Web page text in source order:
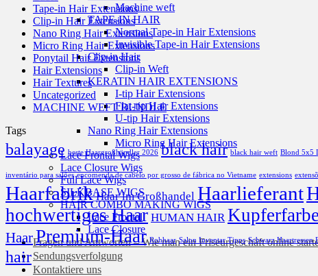
Machine weft
TAPE-IN HAIR
Normal Tape-in Hair Extensions
Invisible Tape-in Hair Extensions
Clip-in Hair
Clip-in Weft
KERATIN HAIR EXTENSIONS
I-tip Hair Extensions
Flat-tip Hair Extensions
U-tip Hair Extensions
Nano Ring Hair Extensions
Micro Ring Hair Extensions
Lace Frontal Wigs
Lace Closure Wigs
Full Lace Wigs
SILKBASE WIGS
HAIR COMBO MAKING WIGS
Lace Frontal
Lace Closure
Fragen und Antworten – Wie man ein Friseurgeschäft online
Sendungsverfolgung
Kontaktiere uns
Tape-in Hair Extensions
Clip-in Hair Extensions
Nano Ring Hair Extensions
Micro Ring Hair Extensions
Ponytail Hair Extensions
Hair Extensions
Hair Textures
Uncategorized
MACHINE WEFT BUNDLE
Tags
balayage beste Haargroßhändler 2026 black hair black hair weft Blond 5x5
inventário para salões encomenda de cabelo por grosso de fábrica no Vietname extensions
Haarfabrik Haar im Großhandel Haarlieferant
hochwertiges Haar HUMAN HAIR
HaarPremium-Haar Rohhaar Salon Inventar Tipps Schwarz Haartressen
hair